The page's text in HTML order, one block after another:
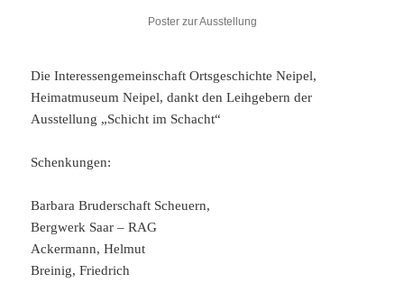
Poster zur Ausstellung
Die Interessengemeinschaft Ortsgeschichte Neipel,
Heimatmuseum Neipel, dankt den Leihgebern der
Ausstellung „Schicht im Schacht“
Schenkungen:
Barbara Bruderschaft Scheuern,
Bergwerk Saar – RAG
Ackermann, Helmut
Breinig, Friedrich